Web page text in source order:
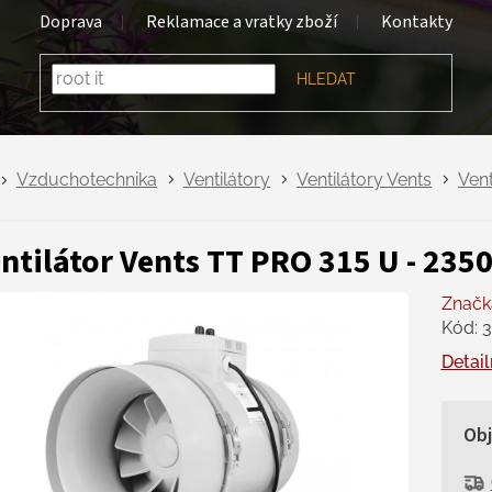
Doprava Reklamace a vratky zboží Kontakty
HLEDAT
Vzduchotechnika Ventilátory Ventilátory Vents
Vents TT PRO 315 U -
Kód: